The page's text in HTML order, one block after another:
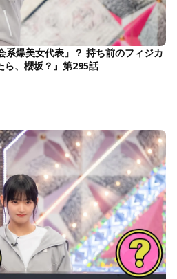
系爆美女代表」？ 持ち前のフィジカ
ら、櫻坂？』第295話